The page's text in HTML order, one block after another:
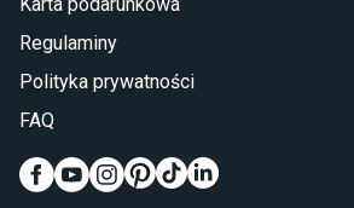
Kinkiety do sypialni
Pokój dziecięcy
Meble do pokoju dziecięcego
Komody dla dzieci
Regulaminy
Polityka prywatności
FAQ